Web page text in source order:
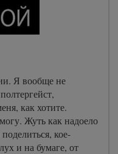
Я вообще не
как хотите.
Жуть как надоело
кое-
и на бумаге, от